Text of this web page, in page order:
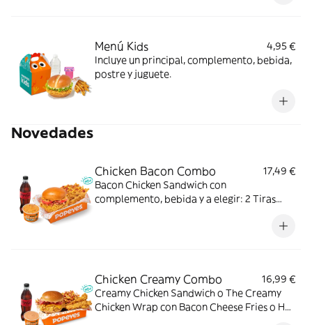
Menú Kids
4,95 €
Incluye un principal, complemento, bebida,
postre y juguete.
Novedades
Chicken Bacon Combo
17,49 €
Bacon Chicken Sandwich con
complemento, bebida y a elegir: 2 Tiras
Nuggets. Ideal para los que creen que todo
Chicken Creamy Combo
16,99 €
Creamy Chicken Sandwich o The Creamy
Chicken Wrap con Bacon Cheese Fries o Hot